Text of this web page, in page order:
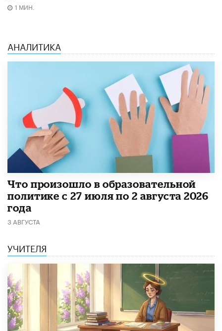
1 МИН.
АНАЛИТИКА
​Что произошло в образовательной
политике с 27 июля по 2 августа 2026
года
3 АВГУСТА
УЧИТЕЛЯ